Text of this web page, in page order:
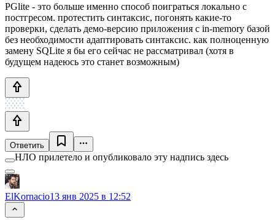
PGlite - это больше именно способ поиграться локально с
постгресом. протестить синтаксис, погонять какие-то
проверки, сделать демо-версию приложения с in-memory базой
без необходимости адаптировать синтаксис. как полноценную
замену SQLite я бы его сейчас не рассматривал (хотя в
будущем надеюсь это станет возможным)
Ответить
НЛО прилетело и опубликовало эту надпись здесь
ElKornacio13 янв 2025 в 12:52